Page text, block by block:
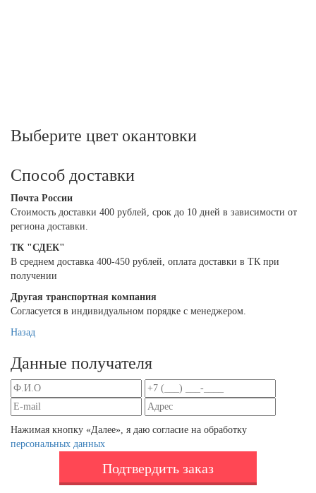
Выберите цвет окантовки
Способ доставки
Почта России
Cтоимость доставки 400 рублей, срок до 10 дней в зависимости от
региона доставки.
ТК "СДЕК"
В среднем доставка 400-450 рублей, оплата доставки в ТК при
получении
Другая транспортная компания
Согласуется в индивидуальном порядке с менеджером.
Назад
Данные получателя
Нажимая кнопку «Далее», я даю согласие на обработку
персональных данных
Подтвердить заказ